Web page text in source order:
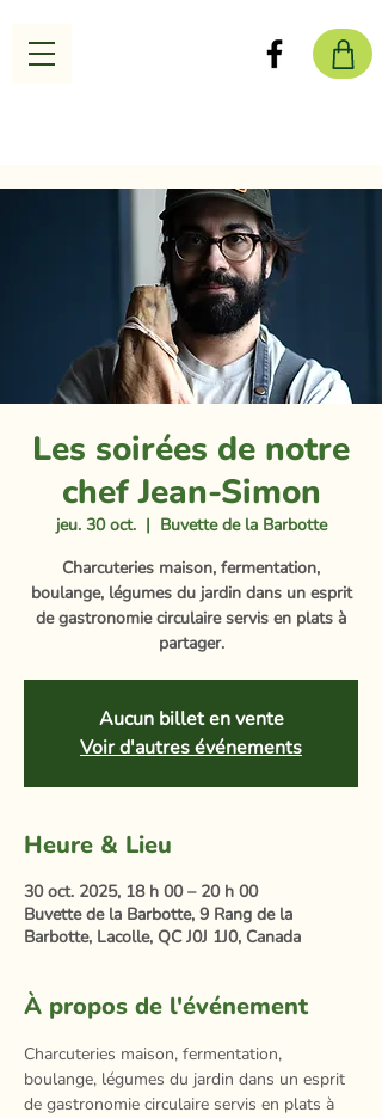
Les soirées de notre
chef Jean-Simon
jeu. 30 oct.
  |
Buvette de la Barbotte
Charcuteries maison, fermentation,
boulange, légumes du jardin dans un esprit
de gastronomie circulaire servis en plats à
partager.
Aucun billet en vente
Voir d'autres événements
Heure & Lieu
30 oct. 2025, 18 h 00 – 20 h 00
Buvette de la Barbotte, 9 Rang de la
Barbotte, Lacolle, QC J0J 1J0, Canada
À propos de l'événement
Charcuteries maison, fermentation,
boulange, légumes du jardin dans un esprit
de gastronomie circulaire servis en plats à